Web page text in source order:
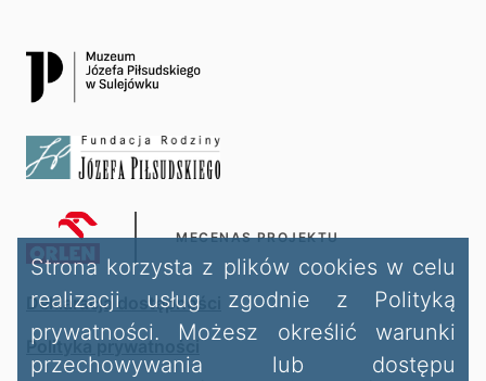
MECENAS PROJEKTU
Deklaracja dostępności
Polityka prywatności
Strona korzysta z plików cookies w celu
realizacji usług zgodnie z Polityką
prywatności. Możesz określić warunki
przechowywania lub dostępu